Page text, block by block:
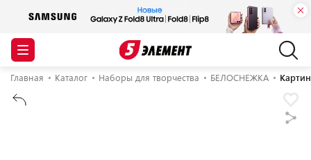
Главная Каталог Наборы для творчества БЕЛОСНЕЖКА